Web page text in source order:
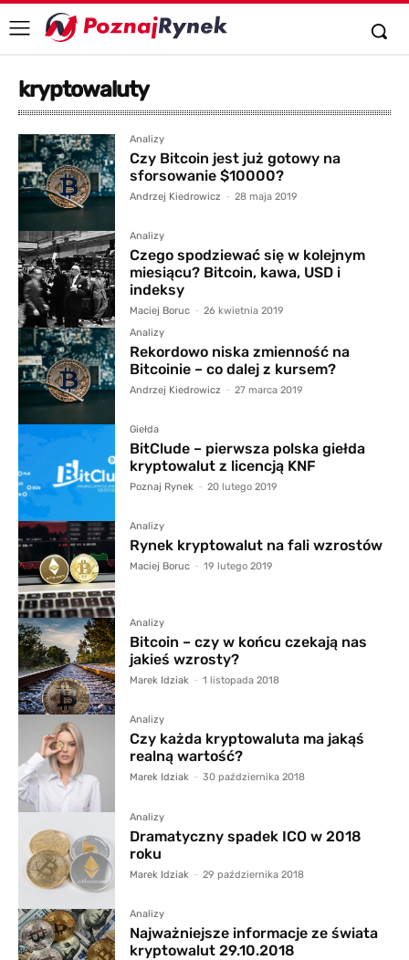
kryptowaluty
Analizy
Czy Bitcoin jest już gotowy na
sforsowanie $10000?
Andrzej Kiedrowicz - 28 maja 2019
Analizy
Czego spodziewać się w kolejnym
miesiącu? Bitcoin, kawa, USD i
indeksy
Maciej Boruc - 26 kwietnia 2019
Analizy
Rekordowo niska zmienność na
Bitcoinie – co dalej z kursem?
Andrzej Kiedrowicz - 27 marca 2019
Giełda
BitClude – pierwsza polska giełda
kryptowalut z licencją KNF
Poznaj Rynek - 20 lutego 2019
Analizy
Rynek kryptowalut na fali wzrostów
Maciej Boruc - 19 lutego 2019
Analizy
Bitcoin – czy w końcu czekają nas
jakieś wzrosty?
Marek Idziak - 1 listopada 2018
Analizy
Czy każda kryptowaluta ma jakąś
realną wartość?
Marek Idziak - 30 października 2018
Analizy
Dramatyczny spadek ICO w 2018
roku
Marek Idziak - 29 października 2018
Analizy
Najważniejsze informacje ze świata
kryptowalut 29.10.2018